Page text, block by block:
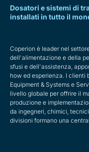
Dosatori e sistemi di
installati in tutto il
Coperion è leader nel
dell'alimentazione e della
sfusi e dell'assistenza,
how ed esperienza. I clienti
Equipment & Systems e
livello globale per offrire il
produzione e
da ingegneri, chimici,
divisioni formano una